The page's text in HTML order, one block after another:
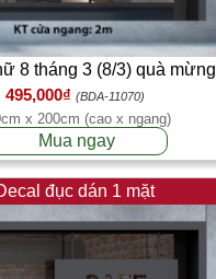
8 tháng 3 (8/3) quà mừng
495,000₫ (BDA-11070)
x 200cm (cao x ngang)
Mua ngay
đục dán 1 mặt